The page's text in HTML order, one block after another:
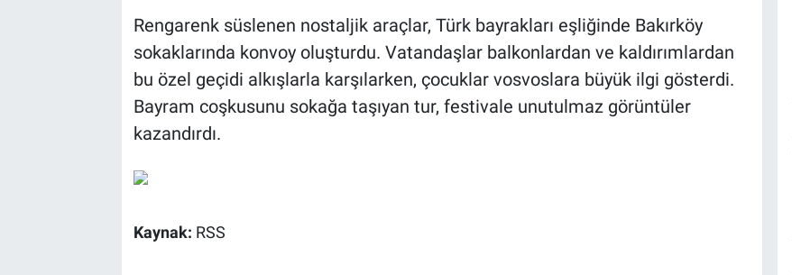
Rengarenk süslenen nostaljik araçlar, Türk bayrakları eşliğinde Bakırköy
sokaklarında konvoy oluşturdu. Vatandaşlar balkonlardan ve kaldırımlardan
bu özel geçidi alkışlarla karşılarken, çocuklar vosvoslara büyük ilgi gösterdi.
Bayram coşkusunu sokağa taşıyan tur, festivale unutulmaz görüntüler
kazandırdı.
Kaynak: RSS